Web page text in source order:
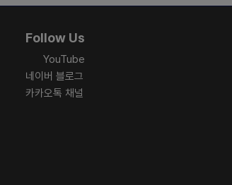
Follow Us
YouTube
네이버 블로그
카카오톡 채널